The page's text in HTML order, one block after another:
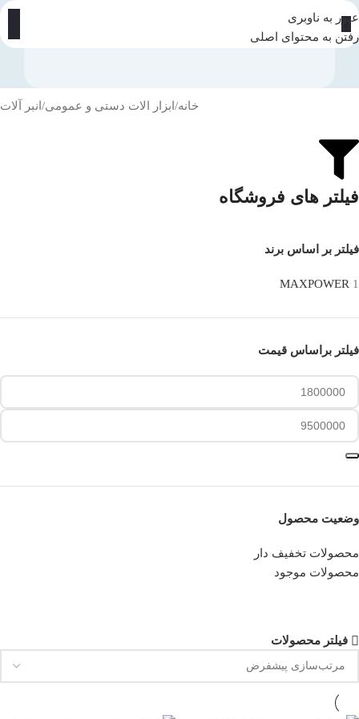
عبور به ناوبری
رفتن به محتوای اصلی
خانه ابزار الات دستی و عمومی انبر آلات
فیلتر های فروشگاه
فیلتر بر اساس برند
MAXPOWER 1
فیلتر براساس قیمت
وضعیت محصول
محصولات تخفیف دار
محصولات موجود
فیلتر محصولات